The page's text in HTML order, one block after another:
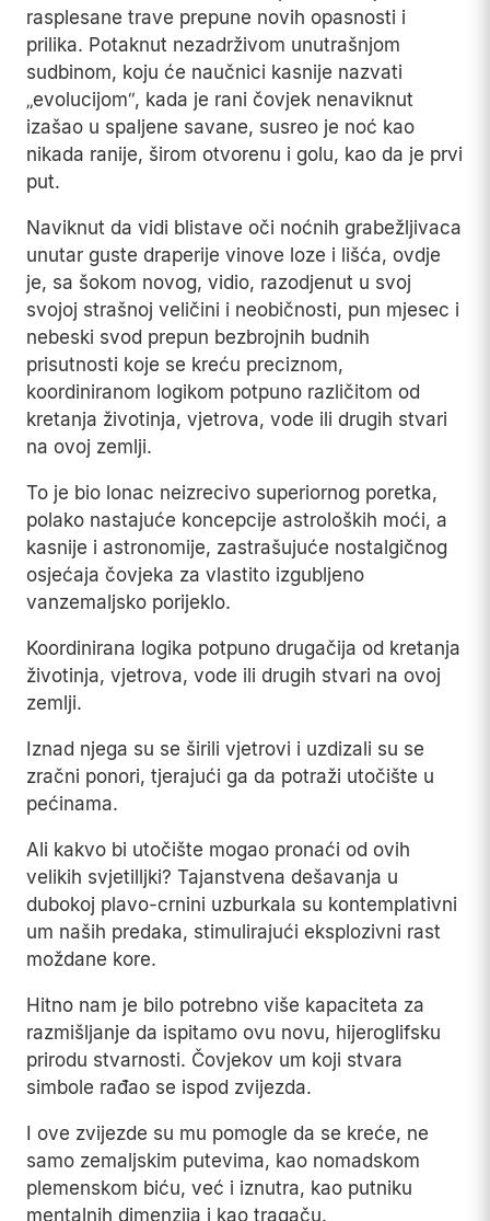
rasplesane trave prepune novih opasnosti i
prilika. Potaknut nezadrživom unutrašnjom
sudbinom, koju će naučnici kasnije nazvati
„evolucijom“, kada je rani čovjek nenaviknut
izašao u spaljene savane, susreo je noć kao
nikada ranije, širom otvorenu i golu, kao da je prvi
put.
Naviknut da vidi blistave oči noćnih grabežljivaca
unutar guste draperije vinove loze i lišća, ovdje
je, sa šokom novog, vidio, razodjenut u svoj
svojoj strašnoj veličini i neobičnosti, pun mjesec i
nebeski svod prepun bezbrojnih budnih
prisutnosti koje se kreću preciznom,
koordiniranom logikom potpuno različitom od
kretanja životinja, vjetrova, vode ili drugih stvari
na ovoj zemlji.
To je bio lonac neizrecivo superiornog poretka,
polako nastajuće koncepcije astroloških moći, a
kasnije i astronomije, zastrašujuće nostalgičnog
osjećaja čovjeka za vlastito izgubljeno
vanzemaljsko porijeklo.
Koordinirana logika potpuno drugačija od kretanja
životinja, vjetrova, vode ili drugih stvari na ovoj
zemlji.
Iznad njega su se širili vjetrovi i uzdizali su se
zračni ponori, tjerajući ga da potraži utočište u
pećinama.
Ali kakvo bi utočište mogao pronaći od ovih
velikih svjetilljki? Tajanstvena dešavanja u
dubokoj plavo-crnini uzburkala su kontemplativni
um naših predaka, stimulirajući eksplozivni rast
moždane kore.
Hitno nam je bilo potrebno više kapaciteta za
razmišljanje da ispitamo ovu novu, hijeroglifsku
prirodu stvarnosti. Čovjekov um koji stvara
simbole rađao se ispod zvijezda.
I ove zvijezde su mu pomogle da se kreće, ne
samo zemaljskim putevima, kao nomadskom
plemenskom biću, već i iznutra, kao putniku
mentalnih dimenzija i kao tragaču.